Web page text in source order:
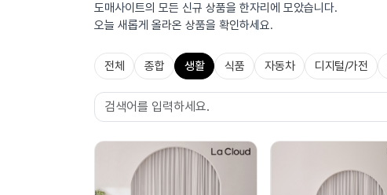
도매사이트의 모든 신규 상품을 한자리에 모았습니다.
오늘 새롭게 올라온 상품을 확인하세요.
전체 종합 생활 식품 자동차 디지털/가전